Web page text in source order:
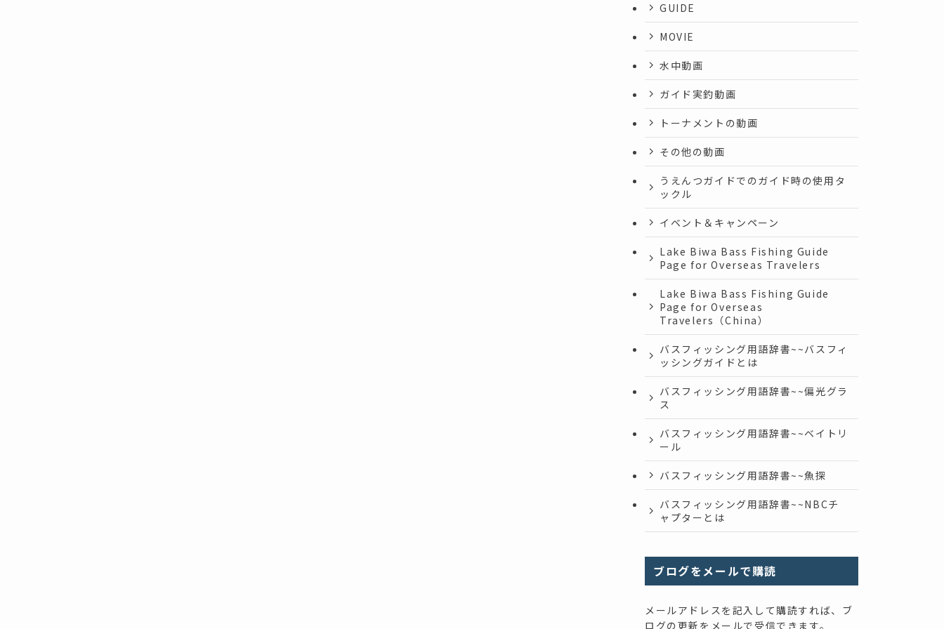
GUIDE
MOVIE
水中動画
ガイド実釣動画
トーナメントの動画
その他の動画
うえんつガイドでのガイド時の使用タ
ックル
イベント＆キャンペーン
Lake Biwa Bass Fishing Guide
Page for Overseas Travelers
Lake Biwa Bass Fishing Guide
Page for Overseas
Travelers（China）
バスフィッシング用語辞書~~バスフィ
ッシングガイドとは
バスフィッシング用語辞書~~偏光グラ
ス
バスフィッシング用語辞書~~ベイトリ
ール
バスフィッシング用語辞書~~魚探
バスフィッシング用語辞書~~NBCチ
ャプターとは
ブログをメールで購読
メールアドレスを記入して購読すれば、ブ
ログの更新をメールで受信できます。